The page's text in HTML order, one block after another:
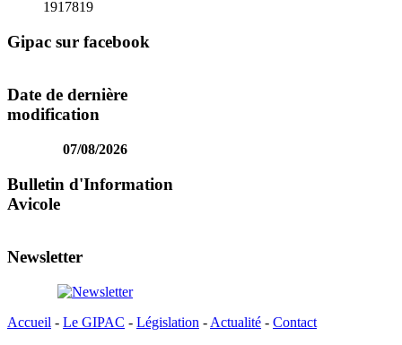
1917819
Gipac sur facebook
Date de dernière
modification
07/08/2026
Bulletin d'Information
Avicole
Newsletter
Accueil - Le GIPAC - Législation - Actualité - Contact